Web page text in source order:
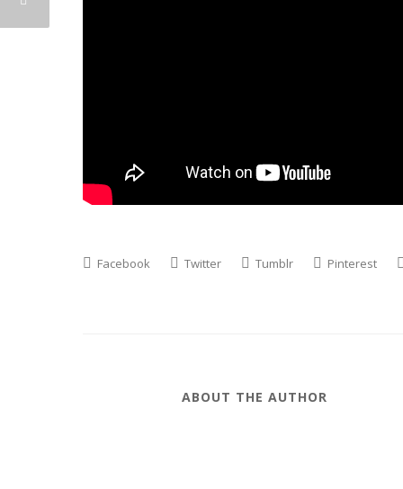
Facebook Twitter Tumblr Pinterest
ABOUT THE AUTHOR